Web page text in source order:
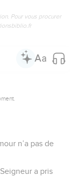
Pour vous procurer
n’a pas de
a pris